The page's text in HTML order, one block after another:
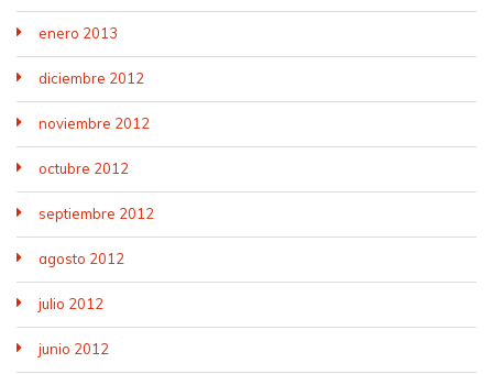
enero 2013
diciembre 2012
noviembre 2012
octubre 2012
septiembre 2012
agosto 2012
julio 2012
junio 2012